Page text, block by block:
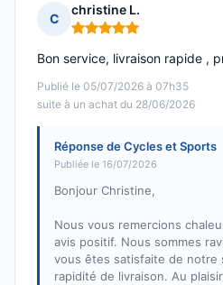
C
christine L.
Note : 5 sur 5
Publié le 05/07/2026 à 07h35
suite à un achat du 28/06/2026
Bon service, livraison rapide ,
Réponse de Cycles et Sports
Publiée le 16/07/2026
Bonjour Christine,
Nous vous remercions
avis positif. Nous sommes
vous êtes satisfaite de notre
rapidité de livraison. Au